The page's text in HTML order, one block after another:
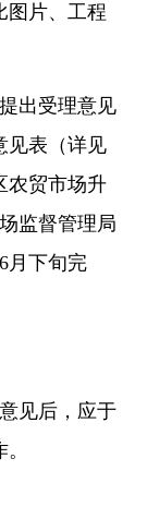
图片、工程
出受理意见
见表（详见
农贸市场升
监督管理局
月下旬完
见后，应于